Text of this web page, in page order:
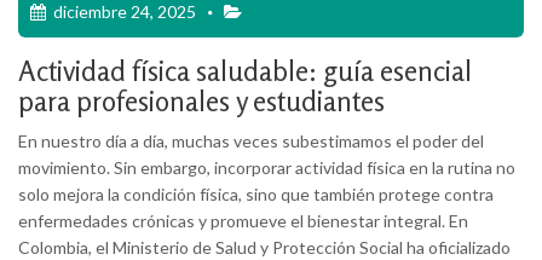
diciembre 24, 2025
Actividad física saludable: guía esencial
para profesionales y estudiantes
En nuestro día a día, muchas veces subestimamos el poder del
movimiento. Sin embargo, incorporar actividad física en la rutina no
solo mejora la condición física, sino que también protege contra
enfermedades crónicas y promueve el bienestar integral. En
Colombia, el Ministerio de Salud y Protección Social ha oficializado